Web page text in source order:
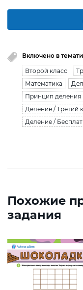
Включено в
Второй класс
Математика
Принцип деления
Деление / Третий
Деление /
Похожие
задания